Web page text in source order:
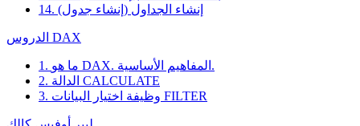
14. إنشاء الجداول (إنشاء جدول)
الدروس DAX
1. ما هو DAX. المفاهيم الأساسية.
2. الدالة CALCULATE
3. وظيفة اختيار البيانات FILTER